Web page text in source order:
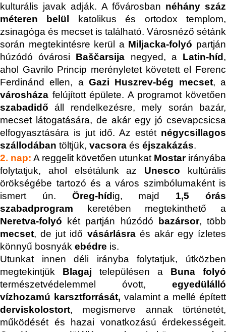
kulturális javak adják. A fővárosban néhány száz
méteren belül
katolikus és ortodox templom,
zsinagóga és mecset is található. Városnéző sétánk
során megtekintésre kerül a Miljacka-folyó partján
húzódó óvárosi Baščarsija negyed, a Latin-híd ,
ahol Gavrilo Princip merényletet követett el Ferenc
Ferdinánd ellen, a Gazi Huszrev-bég mecset, a
városháza felújított épülete. A programot követően
szabadidő áll rendelkezésre, mely során bazár,
mecset látogatására, de akár egy jó csevapcsicsa
elfogyasztására is jut idő. Az estét négycsillagos
szállodában töltjük, vacsora és éjszakázás.
2. nap: A reggelit követően utunkat Mostar irányába
folytatjuk, ahol elsétálunk az Unesco
kultúrális
örökségébe tartozó és a város szimbólumaként is
ismert ún. Öreg-híd ig, majd 1,5 órás
szabadprogram keretében megtekinthető a
Neretva-folyó két partján húzódó bazársor, több
mecset, de jut idő vásárlásraés akár egy ízletes
könnyű bosnyák ebédre is.
Utunkat innen déli irányba folytatjuk, útközben
megtekintjük Blagaj településen a Buna folyó
természetvédelemmel óvott, egyedülálló
vízhozamú karsztforrását, valamint a mellé épített
derviskolostort, megismerve annak történetét,
működését és hazai vonatkozású érdekességeit.